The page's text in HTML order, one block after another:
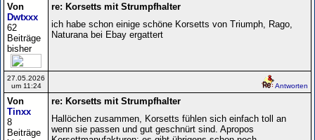
Von
Dwtxxx
62
Beiträge
bisher
re: Korsetts mit Strumpfhalter
ich habe schon einige schöne Korsetts von Triumph, Rago,
Naturana bei Ebay ergattert
27.05.2026
um 11:24
Antworten
Von
Tinxx
8
Beiträge
re: Korsetts mit Strumpfhalter
Hallöchen zusammen, Korsetts fühlen sich einfach toll an
wenn sie passen und gut geschnürt sind. Apropos